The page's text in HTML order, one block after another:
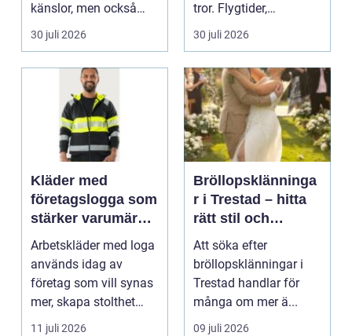
känslor, men också
praktiska beslut. En b...
30 juli 2026
tror. Flygtider,
packning, säker...
30 juli 2026
Kläder med
företagslogga som
stärker varumärket
varje dag
Arbetskläder med loga
används idag av
företag som vill synas
mer, skapa stolthet
inte...
11 juli 2026
Bröllopsklänninga
r i Trestad – hitta
rätt stil och
passform inför den
stora dagen
Att söka efter
bröllopsklänningar i
Trestad handlar för
många om mer ä...
09 juli 2026